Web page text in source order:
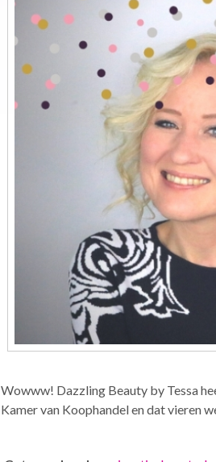
Wowww! Dazzling Beauty by Tessa
Kamer van Koophandel en dat vieren